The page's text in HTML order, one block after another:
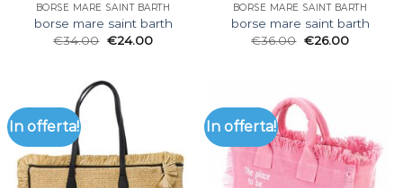
BORSE MARE SAINT BARTH
borse mare saint barth
€34.00 €24.00
BORSE MARE SAINT BARTH
borse mare saint barth
€36.00 €26.00
In offerta! In offerta!